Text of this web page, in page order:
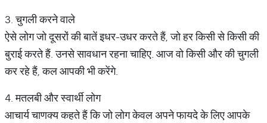
3. चुगली करने वाले
ऐसे लोग जो दूसरों की बातें इधर-उधर करते हैं, जो हर किसी से किसी की
बुराई करते हैं. उनसे सावधान रहना चाहिए. आज वो किसी और की चुगली
कर रहे हैं, कल आपकी भी करेंगे.
4. मतलबी और स्वार्थी लोग
आचार्य चाणक्य कहते हैं कि जो लोग केवल अपने फायदे के लिए आपके